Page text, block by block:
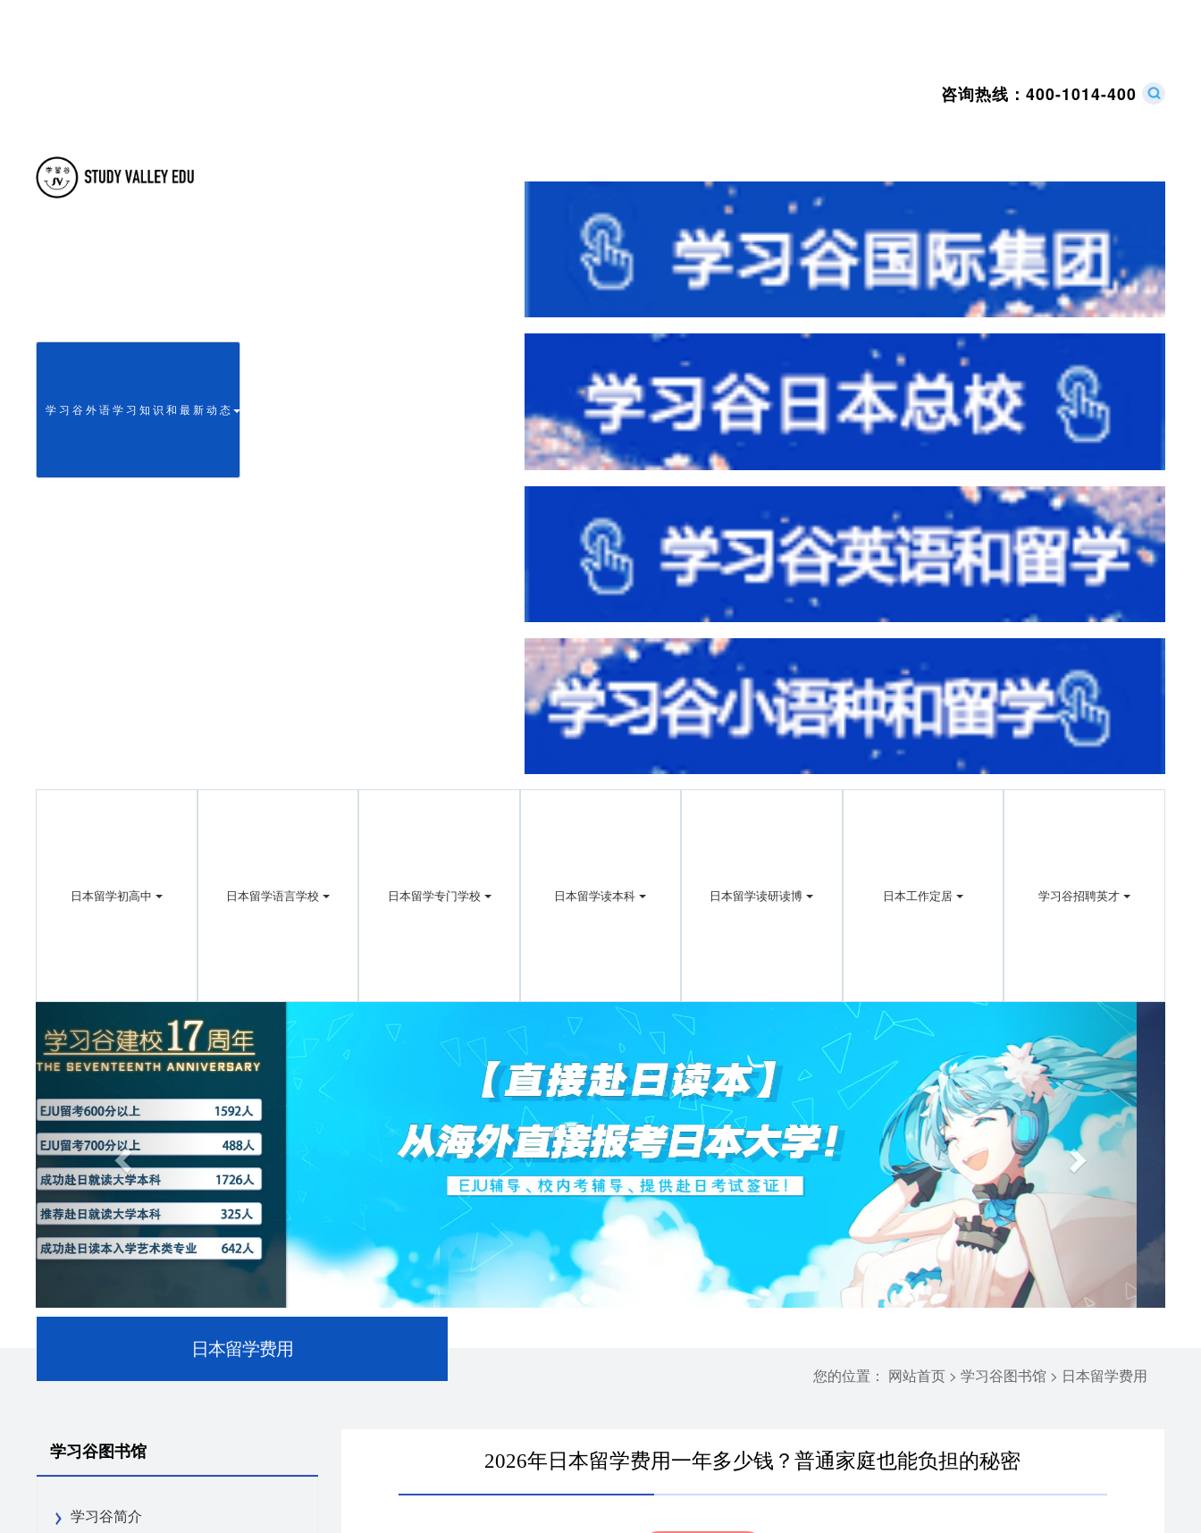
学 习 谷 外 语 学 习 知 识 和 最 新 动 态
咨询热线： 400-1014-400
日本留学初高中 日本留学语言学校 日本留学专门学校 日本留学读本科 日本留学读研读博 日本工作定居 学习谷招聘英才
Previous Next
日本留学费用
您的位置：
网站首页> 学习谷图书馆> 日本留学费用
学习谷图书馆
学习谷简介
2026年日本留学费用一年多少钱？普通家庭也能负担的秘密